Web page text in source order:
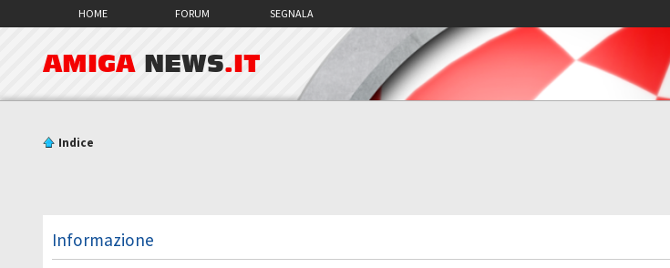
HOME FORUM SEGNALA
AMIGA NEWS.IT
Indice
Informazione